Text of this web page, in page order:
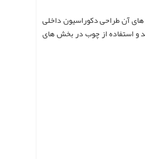
آن طراحی دکوراسیون داخلی
و استفاده از چوب در بخش های